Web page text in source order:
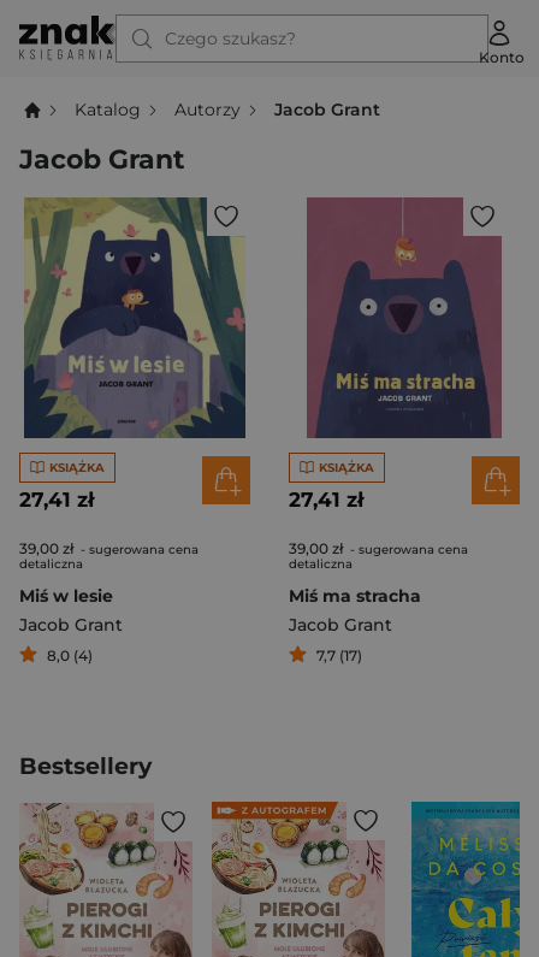
Czego szukasz?
Konto
Katalog Autorzy Jacob Grant
Jacob Grant
KSIĄŻKA
27,41 zł
39,00 zł - sugerowana cena
detaliczna
Miś w lesie
Jacob Grant
8,0 (4)
KSIĄŻKA
27,41 zł
39,00 zł - sugerowana cena
detaliczna
Miś ma stracha
Jacob Grant
7,7 (17)
Bestsellery